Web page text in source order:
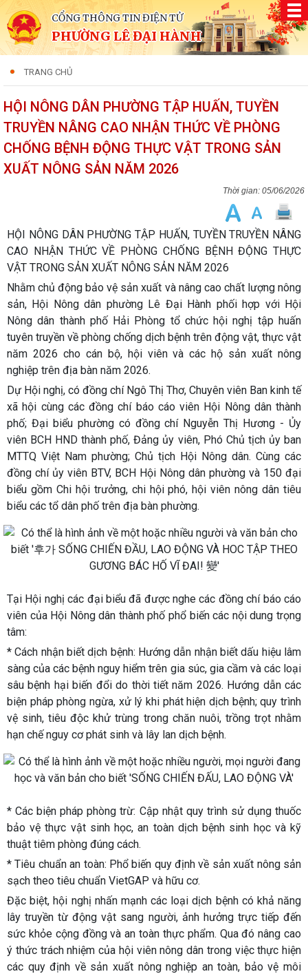
CỔNG THÔNG TIN ĐIỆN TỬ
PHƯỜNG LÊ ĐẠI HÀNH
TRANG CHỦ
HỘI NÔNG DÂN PHƯỜNG TẬP HUẤN, TUYỀN
TRUYỀN NÂNG CAO NHẬN THỨC VỀ PHÒNG
CHỐNG BỆNH ĐỘNG THỰC VẬT TRONG SẢN
XUẤT NÔNG SẢN NĂM 2026
05/06/2026
HỘI NÔNG DÂN PHƯỜNG TẬP HUẤN, TUYỀN TRUYỀN NÂNG
CAO NHẬN THỨC VỀ PHÒNG CHỐNG BỆNH ĐỘNG THỰC
VẬT TRONG SẢN XUẤT NÔNG SẢN NĂM 2026
Nhằm chủ động bảo vệ sản xuất và nâng cao chất lượng nông
sản, Hội Nông dân phường Lê Đại Hành phối hợp với Hội
Nông dân thành phố Hải Phòng tổ chức hội nghị tập huấn
tuyên truyền về phòng chống dịch bệnh trên động vật, thực vật
năm 2026 cho cán bộ, hội viên và các hộ sản xuất nông
nghiệp trên địa bàn năm 2026.
Dự Hội nghị, có đồng chí Ngô Thị Thơ, Chuyên viên Ban kinh tế
xã hội cùng các đồng chí báo cáo viên Hội Nông dân thành
phố; Đại biểu phường có đồng chí Nguyễn Thị Hương - Ủy
viên BCH HND thành phố, Đảng ủy viên, Phó Chủ tịch ủy ban
MTTQ Việt Nam phường; Chủ tịch Hội Nông dân. Cùng các
đồng chí ủy viên BTV, BCH Hội Nông dân phường và 150 đại
biểu gồm Chi hội trưởng, chi hội phó, hội viên nông dân tiêu
biểu các tổ dân phố trên địa bàn phường.
Tại Hội nghị các đại biểu đã được nghe các đồng chí báo cáo
viên của Hội Nông dân thành phố phổ biến các nội dung trọng
tâm:
* Cách nhận biết dịch bệnh: Hướng dẫn nhận biết dấu hiệu lâm
sàng của các bệnh nguy hiểm trên gia súc, gia cầm và các loại
sâu bệnh hại biến đổi do thời tiết năm 2026. Hướng dẫn các
biện pháp phòng ngừa, xử lý khi phát hiện dịch bệnh; quy trình
vệ sinh, tiêu độc khử trùng trong chăn nuôi, trồng trọt nhằm
hạn chế nguy cơ phát sinh và lây lan dịch bệnh.
* Các biện pháp phòng trừ: Cập nhật quy trình sử dụng thuốc
bảo vệ thực vật sinh học, an toàn dịch bệnh sinh học và kỹ
thuật tiêm phòng đúng cách.
* Tiêu chuẩn an toàn: Phổ biến quy định về sản xuất nông sản
sạch theo tiêu chuẩn VietGAP và hữu cơ.
Đặc biệt, hội nghị nhấn mạnh các loại dịch bệnh có khả năng
lây truyền từ động vật sang người, ảnh hưởng trực tiếp đến
sức khỏe cộng đồng và an toàn thực phẩm. Qua đó nâng cao
ý thức trách nhiệm của hội viên nông dân trong việc thực hiện
các quy định về sản xuất nông nghiệp an toàn, bảo vệ môi